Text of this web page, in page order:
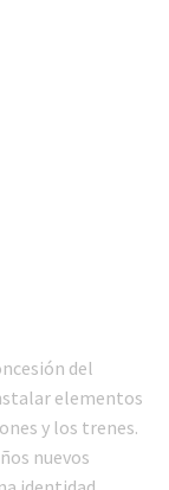
del
elementos
y los trenes.
nuevos